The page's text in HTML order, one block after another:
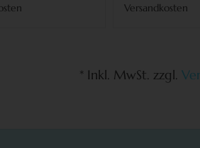
Versandkosten
* Inkl. MwSt. zzgl.